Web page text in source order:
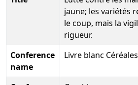
jaune; les variétés
le coup, mais la
rigueur.
Conference
name
Livre blanc Céréales